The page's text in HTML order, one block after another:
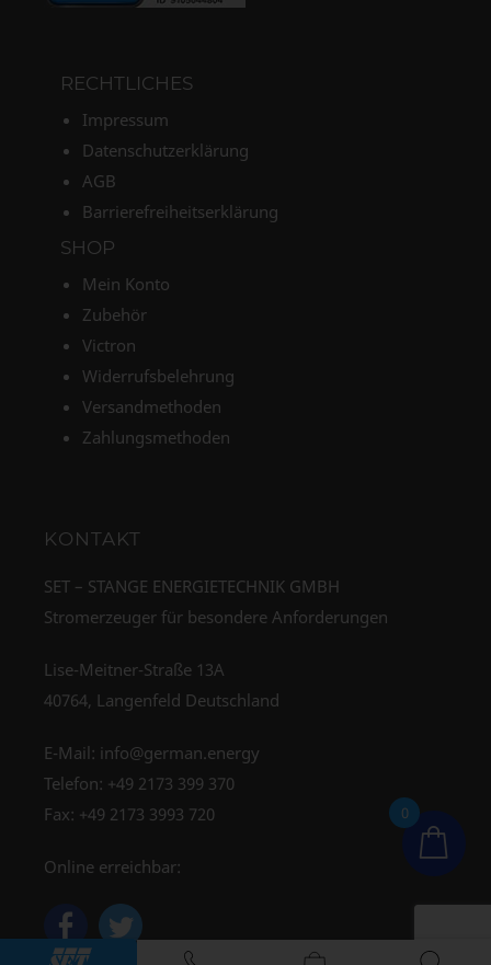
RECHTLICHES
Impressum
Datenschutzerklärung
AGB
Barrierefreiheitserklärung
SHOP
Mein Konto
Zubehör
Victron
Widerrufsbelehrung
Versandmethoden
Zahlungsmethoden
KONTAKT
SET – STANGE ENERGIETECHNIK GMBH
Stromerzeuger für besondere Anforderungen
Lise-Meitner-Straße 13A
40764, Langenfeld Deutschland
E-Mail: info@german.energy
Telefon: +49 2173 399 370
Fax: +49 2173 3993 720
Online erreichbar:
0